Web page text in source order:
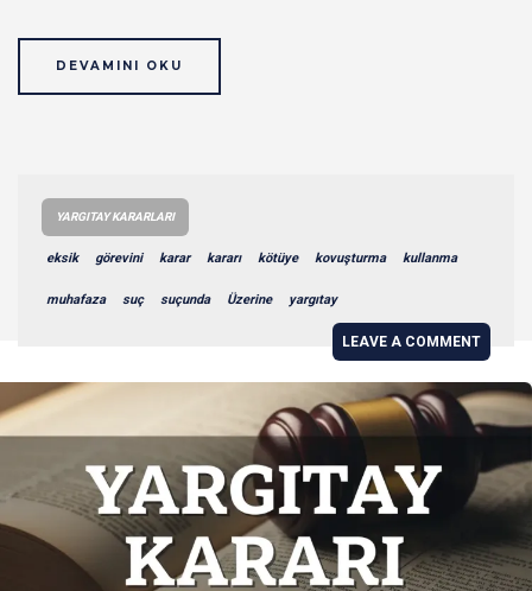
DEVAMINI OKU
YARGITAY KARARLARI
eksik görevini karar kararı kötüye kovuşturma kullanma
muhafaza suç suçunda Üzerine yargıtay
LEAVE A COMMENT